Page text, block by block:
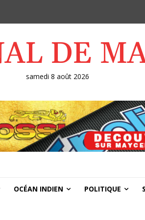
DE
samedi 8 août 2026
OCÉAN INDIEN POLITIQUE